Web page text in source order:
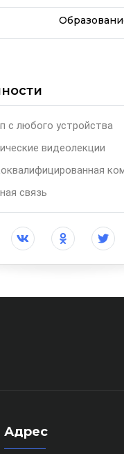
с любого устройства
видеолекции
связь
Адрес